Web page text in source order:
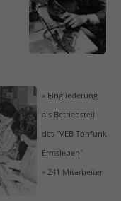
» Eingliederung
als Betriebsteil
des "VEB Tonfunk
Ermsleben"
» 241 Mitarbeiter